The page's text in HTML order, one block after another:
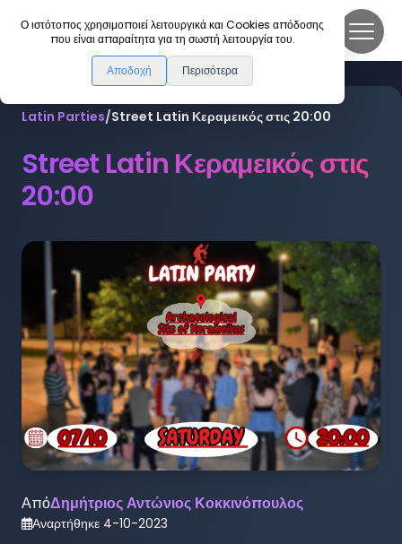
Ο ιστότοπος χρησιμοποιεί λειτουργικά και Cookies απόδοσης
που είναι απαραίτητα για τη σωστή λειτουργία του.
Αποδοχή Περισότερα
DanceLink
Latin Parties/Street Latin Κεραμεικός στις 20:00
Street Latin Κεραμεικός στις
20:00
ΑπόΔημήτριος Αντώνιος Κοκκινόπουλος
Αναρτήθηκε 4-10-2023